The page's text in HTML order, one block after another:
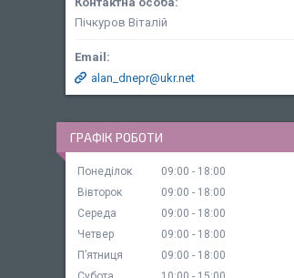
Пічкуров Віталій
alan_dnepr@ukr.net
ГРАФІК РОБОТИ
Понеділок 09:00
18:00
Вівторок
09:00
18:00
Середа
09:00
18:00
Четвер
09:00
18:00
Пʼятниця
09:00
18:00